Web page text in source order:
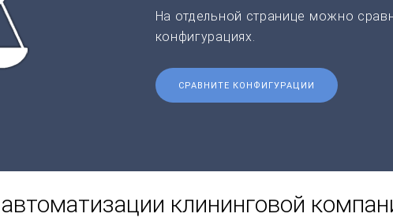
На отдельной странице можно
конфигурациях.
СРАВНИТЕ КОНФИГУРАЦИИ
клининговой